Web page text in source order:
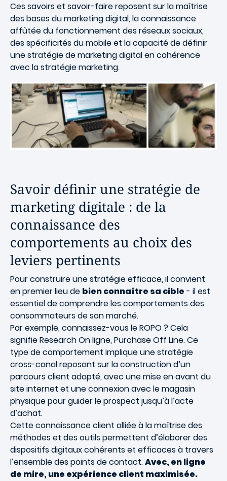
Ces savoirs et savoir-faire reposent sur la maîtrise
des bases du marketing digital, la connaissance
affûtée du fonctionnement des réseaux sociaux,
des spécificités du mobile et la capacité de définir
une stratégie de marketing digital en cohérence
avec la stratégie marketing.
Savoir définir une stratégie de
marketing digitale : de la
connaissance des
comportements au choix des
leviers pertinents
Pour construire une stratégie efficace, il convient
en premier lieu de bien connaître sa cible - il est
essentiel de comprendre les comportements des
consommateurs de son marché.
Par exemple, connaissez-vous le ROPO ? Cela
signifie Research On ligne, Purchase Off Line. Ce
type de comportement implique une stratégie
cross-canal reposant sur la construction d’un
parcours client adapté, avec une mise en avant du
site internet et une connexion avec le magasin
physique pour guider le prospect jusqu’à l’acte
d’achat.
Cette connaissance client alliée à la maîtrise des
méthodes et des outils permettent d’élaborer des
dispositifs digitaux cohérents et efficaces à travers
l’ensemble des points de contact.Avec, en ligne
de mire, une expérience client maximisée.